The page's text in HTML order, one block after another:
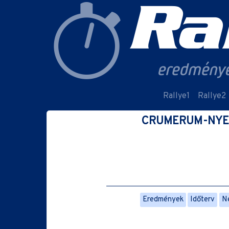
Rallye1 Rallye2
CRUMERUM-
Eredmények Időterv